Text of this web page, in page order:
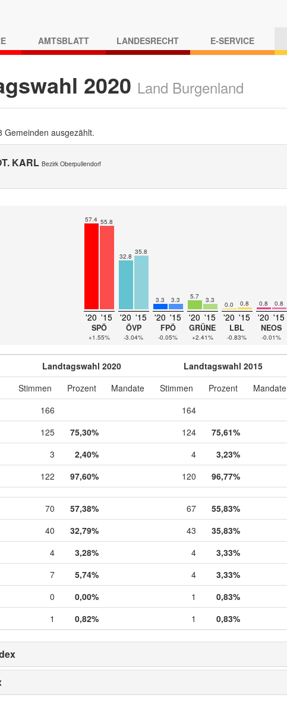
AMTSBLATT LANDESRECHT E-SERVICE
2020 Land Burgenland
Gemeinden ausgezählt.
KARL Bezirk Oberpullendorf
57.4 55.8
'20 '15
SPÖ
+1.55%
32.8
35.8
'20 '15
ÖVP
-3.04%
3.3 3.3
'20 '15
FPÖ
-0.05%
5.7 3.3
'20 '15
GRÜNE
+2.41%
0.0 0.8
'20 '15
LBL
-0.83%
0.8 0.8
'20 '15
NEOS
-0.01%
Landtagswahl 2020 Landtagswahl 2015
Stimmen
Prozent Mandate Stimmen Prozent Mandate
166 164
125 75,30% 124 75,61%
3 2,40% 4 3,23%
122 97,60% 120 96,77%
70 57,38% 67 55,83%
40 32,79% 43 35,83%
4 3,28% 4 3,33%
7 5,74% 4 3,33%
0 0,00% 1 0,83%
1 0,82% 1 0,83%